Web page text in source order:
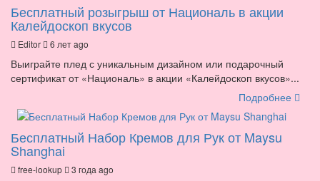
Бесплатный розыгрыш от Националь в акции
Калейдоскоп вкусов
Editor 6 лет ago
Выиграйте плед с уникальным дизайном или подарочный
сертификат от «Националь» в акции «Калейдоскоп вкусов»...
Подробнее
Бесплатный Набор Кремов для Рук от Maysu
Shanghai
free-lookup 3 года ago